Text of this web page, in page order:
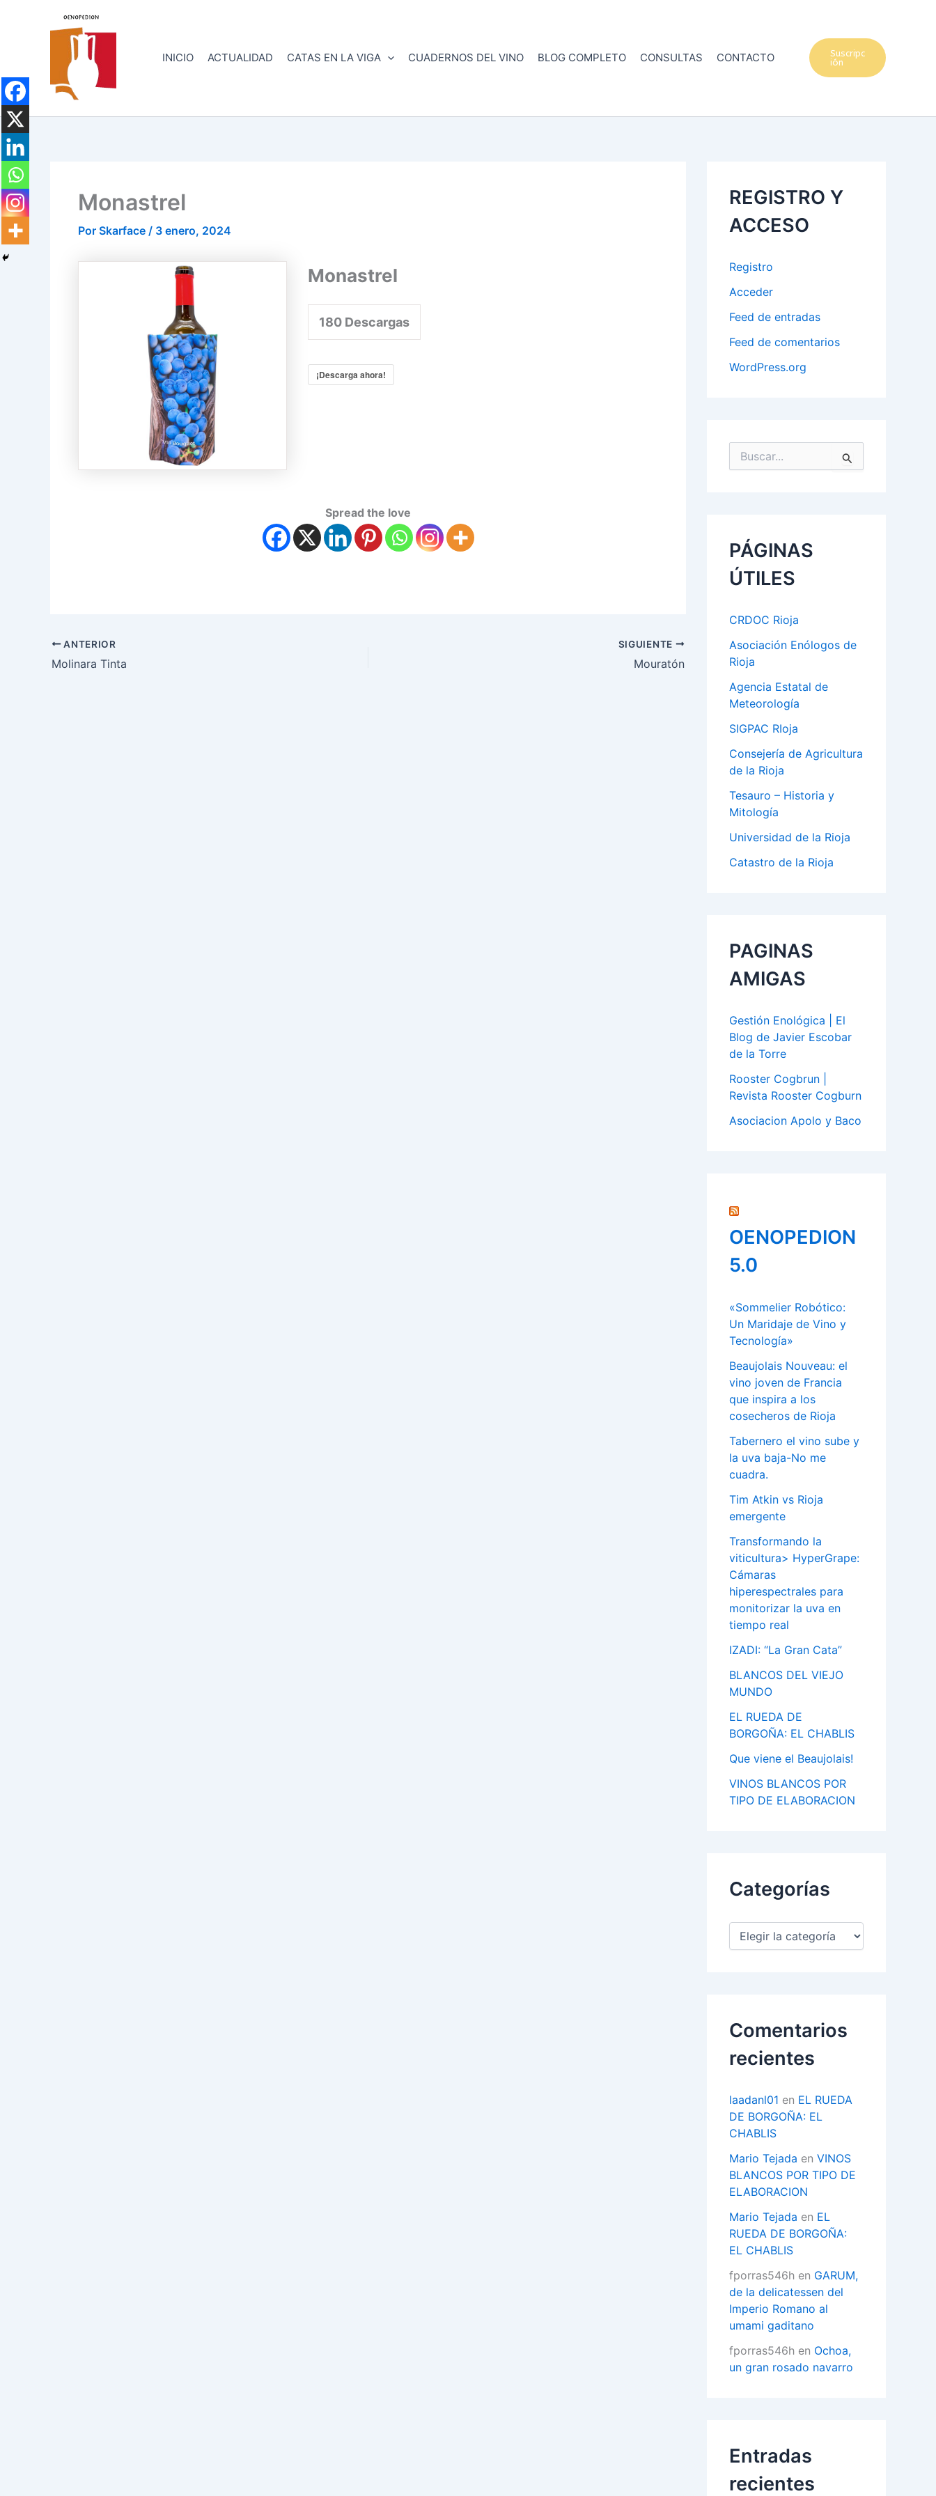
INICIO ACTUALIDAD CATAS EN LA VIGA CUADERNOS DEL VINO BLOG COMPLETO CONSULTAS CONTACTO
Suscripc
ión
Monastrel
Por Skarface / 3 enero, 2024
Monastrel
180Descargas
¡Descarga ahora!
Spread the love
ANTERIOR
Molinara Tinta
SIGUIENTE
Mouratón
REGISTRO Y
ACCESO
Registro
Acceder
Feed de entradas
Feed de comentarios
WordPress.org
o
r
:
PÁGINAS
ÚTILES
CRDOC Rioja
Asociación Enólogos de
Rioja
Agencia Estatal de
Meteorología
SIGPAC RIoja
Consejería de Agricultura
de la Rioja
Tesauro – Historia y
Mitología
Universidad de la Rioja
Catastro de la Rioja
PAGINAS
AMIGAS
Gestión Enológica | El
Blog de Javier Escobar
de la Torre
Rooster Cogbrun |
Revista Rooster Cogburn
Asociacion Apolo y Baco
OENOPEDION
5.0
«Sommelier Robótico:
Un Maridaje de Vino y
Tecnología»
Beaujolais Nouveau: el
vino joven de Francia
que inspira a los
cosecheros de Rioja
Tabernero el vino sube y
la uva baja-No me
cuadra.
Tim Atkin vs Rioja
emergente
Transformando la
viticultura> HyperGrape:
Cámaras
hiperespectrales para
monitorizar la uva en
tiempo real
IZADI: “La Gran Cata”
BLANCOS DEL VIEJO
MUNDO
EL RUEDA DE
BORGOÑA: EL CHABLIS
Que viene el Beaujolais!
VINOS BLANCOS POR
TIPO DE ELABORACION
Categorías
C
í
a
s
Comentarios
recientes
laadanl01 en EL RUEDA
DE BORGOÑA: EL
CHABLIS
Mario Tejada enVINOS
BLANCOS POR TIPO DE
ELABORACION
Mario Tejada en EL
RUEDA DE BORGOÑA:
EL CHABLIS
fporras546h en GARUM,
de la delicatessen del
Imperio Romano al
umami gaditano
fporras546h en Ochoa,
un gran rosado navarro
Entradas
recientes